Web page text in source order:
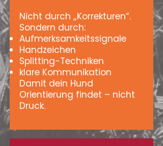
Nicht durch „Korrekturen“.
Sondern durch:
Aufmerksamkeitssignale
Handzeichen
Splitting-Techniken
klare Kommunikation
Damit dein Hund
Orientierung findet – nicht
Druck.